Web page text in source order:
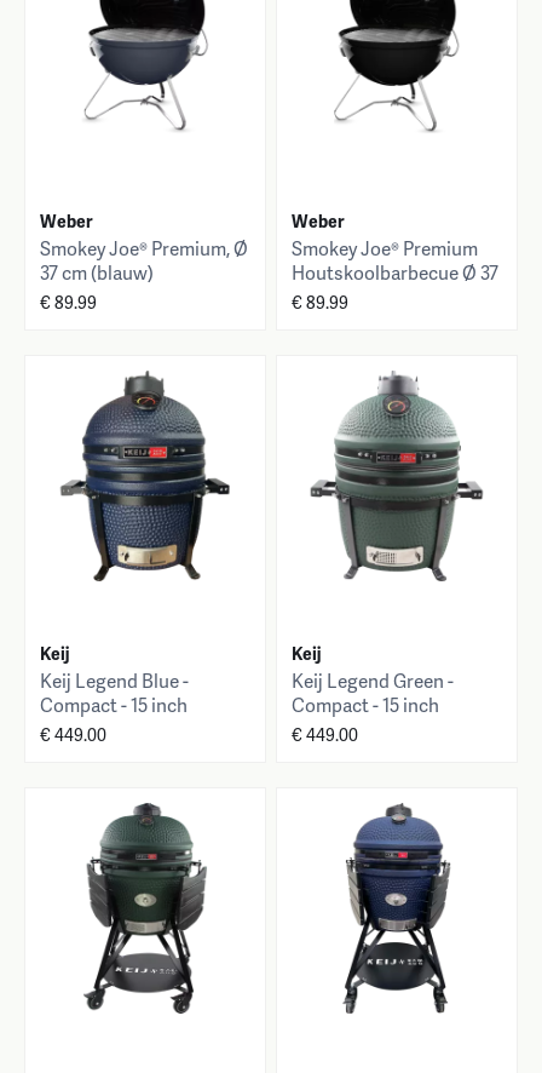
Weber
Smokey Joe® Premium, Ø
37 cm (blauw)
€ 89.99
Weber
Smokey Joe® Premium
Houtskoolbarbecue Ø 37
cm (zwart)
€ 89.99
Keij
Keij Legend Blue -
Compact - 15 inch
€ 449.00
Keij
Keij Legend Green -
Compact - 15 inch
€ 449.00